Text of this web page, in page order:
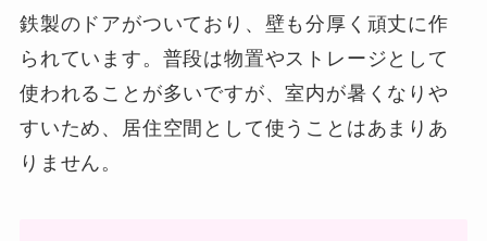
鉄製のドアがついており、壁も分厚く頑丈に作
られています。普段は物置やストレージとして
使われることが多いですが、室内が暑くなりや
すいため、居住空間として使うことはあまりあ
りません。